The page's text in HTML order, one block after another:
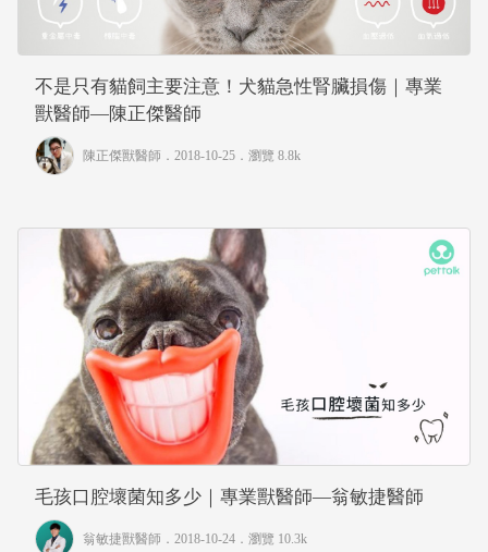
不是只有貓飼主要注意！犬貓急性腎臟損傷｜專業
獸醫師—陳正傑醫師
陳正傑獸醫師 ．2018-10-25． 瀏覽 8.8k
毛孩口腔壞菌知多少｜專業獸醫師—翁敏捷醫師
翁敏捷獸醫師 ．2018-10-24． 瀏覽 10.3k